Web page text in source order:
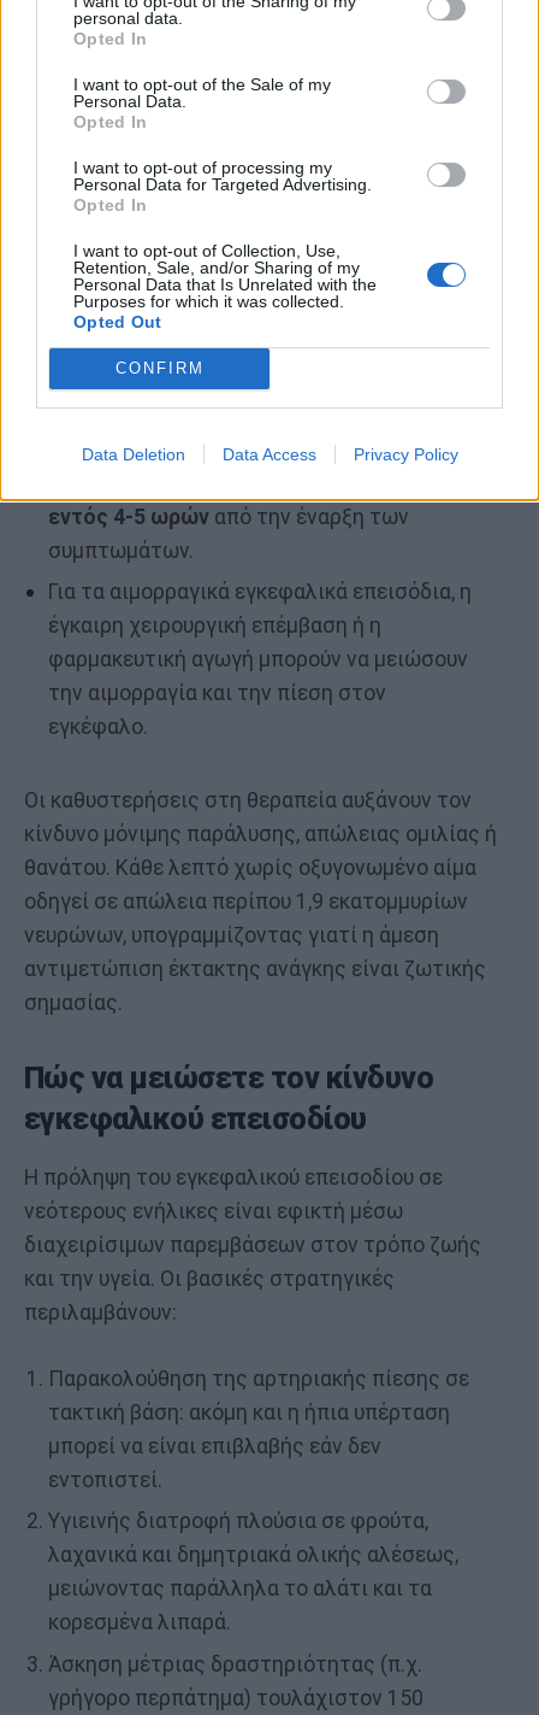
personal data.
Opted In
I want to opt-out of the Sale of my
Personal Data.
Opted In
I want to opt-out of processing my
Personal Data for Targeted Advertising.
Opted In
I want to opt-out of Collection, Use,
Retention, Sale, and/or Sharing of my
Personal Data that Is Unrelated with the
Purposes for which it was collected.
Opted Out
CONFIRM
Data Deletion Data Access Privacy Policy
Γιατί η γρήγορη δράση μπορεί να
σώσει τον εγκέφαλο
θεραπεία του εγκεφαλικού επεισοδίου. Όσο πιο
γρήγορα λαμβάνεται ιατρική φροντίδα, τόσο
περισσότερος εγκεφαλικός ιστός μπορεί να
σωθεί.
Για τα ισχαιμικά εγκεφαλικά επεισόδια, οι
γιατροί μπορούν να διαλύσουν ή να
αφαιρέσουν τον θρόμβο χρησιμοποιώντας
φάρμακα (θρομβολυτικά). Αυτές οι
εντός 4-5 ωρώναπό την έναρξη των
συμπτωμάτων.
Για τα αιμορραγικά εγκεφαλικά επεισόδια, η
έγκαιρη χειρουργική επέμβαση ή η
φαρμακευτική αγωγή μπορούν να μειώσουν
την αιμορραγία και την πίεση στον
εγκέφαλο.
Οι καθυστερήσεις στη θεραπεία αυξάνουν τον
κίνδυνο μόνιμης παράλυσης, απώλειας ομιλίας ή
θανάτου. Κάθε λεπτό χωρίς οξυγονωμένο αίμα
οδηγεί σε απώλεια περίπου 1,9 εκατομμυρίων
νευρώνων, υπογραμμίζοντας γιατί η άμεση
αντιμετώπιση έκτακτης ανάγκης είναι ζωτικής
σημασίας.
Πώς να μειώσετε τον κίνδυνο
εγκεφαλικού επεισοδίου
Η πρόληψη του εγκεφαλικού επεισοδίου σε
νεότερους ενήλικες είναι εφικτή μέσω
διαχειρίσιμων παρεμβάσεων στον τρόπο ζωής
και την υγεία. Οι βασικές στρατηγικές
περιλαμβάνουν:
Παρακολούθηση της αρτηριακής πίεσης σε
τακτική βάση: ακόμη και η ήπια υπέρταση
μπορεί να είναι επιβλαβής εάν δεν
εντοπιστεί.
Υγιεινής διατροφή πλούσια σε φρούτα,
λαχανικά και δημητριακά ολικής αλέσεως,
μειώνοντας παράλληλα το αλάτι και τα
κορεσμένα λιπαρά.
Άσκηση μέτριας δραστηριότητας (π.χ.
γρήγορο περπάτημα) τουλάχιστον 150